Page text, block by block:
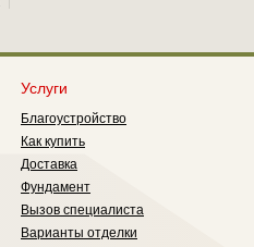
Услуги
Благоустройство
Как купить
Доставка
Фундамент
Вызов специалиста
Варианты отделки